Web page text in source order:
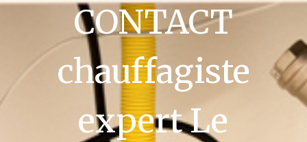
CONTACT
chauffagiste
expert Le